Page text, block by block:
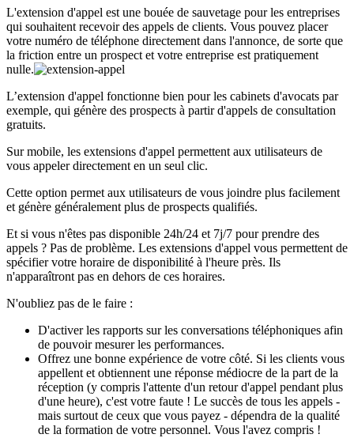
L'extension d'appel est une bouée de sauvetage pour les entreprises
qui souhaitent recevoir des appels de clients. Vous pouvez placer
votre numéro de téléphone directement dans l'annonce, de sorte que
la friction entre un prospect et votre entreprise est pratiquement
nulle.
L’extension d'appel fonctionne bien pour les cabinets d'avocats par
exemple, qui génère des prospects à partir d'appels de consultation
gratuits.
Sur mobile, les extensions d'appel permettent aux utilisateurs de
vous appeler directement en un seul clic.
Cette option permet aux utilisateurs de vous joindre plus facilement
et génère généralement plus de prospects qualifiés.
Et si vous n'êtes pas disponible 24h/24 et 7j/7 pour prendre des
appels ? Pas de problème. Les extensions d'appel vous permettent de
spécifier votre horaire de disponibilité à l'heure près. Ils
n'apparaîtront pas en dehors de ces horaires.
N'oubliez pas de le faire :
D'activer les rapports sur les conversations téléphoniques afin
de pouvoir mesurer les performances.
Offrez une bonne expérience de votre côté. Si les clients vous
appellent et obtiennent une réponse médiocre de la part de la
réception (y compris l'attente d'un retour d'appel pendant plus
d'une heure), c'est votre faute ! Le succès de tous les appels -
mais surtout de ceux que vous payez - dépendra de la qualité
de la formation de votre personnel. Vous l'avez compris !